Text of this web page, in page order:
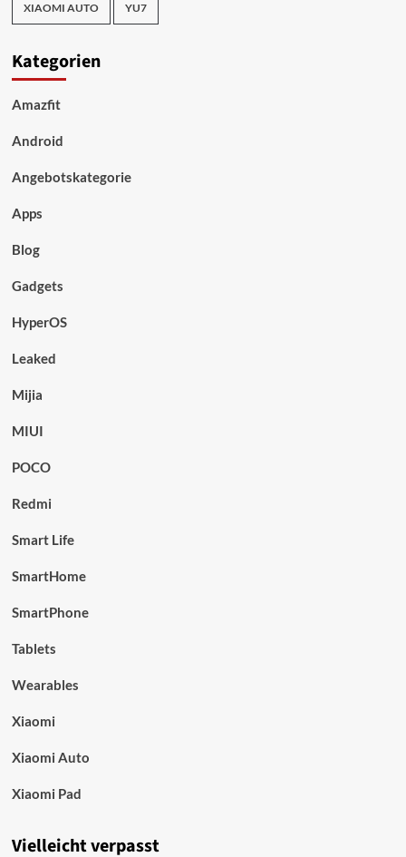
XIAOMI AUTO YU7
Kategorien
Amazfit
Android
Angebotskategorie
Apps
Blog
Gadgets
HyperOS
Leaked
Mijia
MIUI
POCO
Redmi
Smart Life
SmartHome
SmartPhone
Tablets
Wearables
Xiaomi
Xiaomi Auto
Xiaomi Pad
Vielleicht verpasst